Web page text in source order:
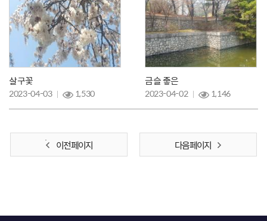
살구꽃
2023-04-03
1,530
금슬 좋은
2023-04-02
1,146
이전 페이지 다음 페이지